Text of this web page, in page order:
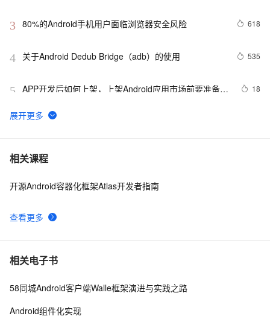
3 80%的Android手机用户面临浏览器安全风险 618
4 关于Android Dedub Bridge（adb）的使用 535
5 APP开发后如何上架，上架Android应用市场前要准备什
18
6 Android动态来改变App桌面图标
7 关于安卓使用glide加载得出drawable,bitmap
8 【错误记录】Android Studio Logcat 报错 ( read:
9 Android监听手机网络变化
10
相关课程
查看更多
开源Android容器化框架Atlas开发者指南
相关电子书
58同城Android客户端Walle框架演进与实践之路
Android组件化实现